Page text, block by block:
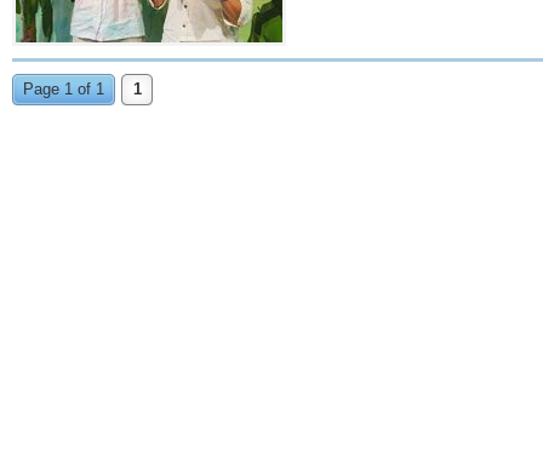
Page 1 of 1 1